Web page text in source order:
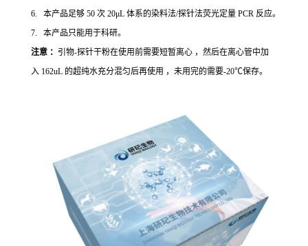
6. 本产品足够 50 次 20μL 体系的染料法/探针法荧光定量 PCR 反应。
7. 本产品只能用于科研。
注意 ： 引物-探针干粉在使用前需要短暂离心 ，然后在离心管中加
入 162uL 的超纯水充分混匀后再使用 ，未用完的需要-20℃保存。